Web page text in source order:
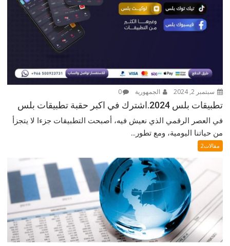
سبتمبر 2, 2024 الجمهورية 0
تطبيقات بلس 2024.اشترك في اكبر حقبة تطبيقات بلس
في العصر الرقمي الذي نعيش فيه، أصبحت التطبيقات جزءا لا يتجزأ
من حياتنا اليومية، ومع تطور...
مقالات2